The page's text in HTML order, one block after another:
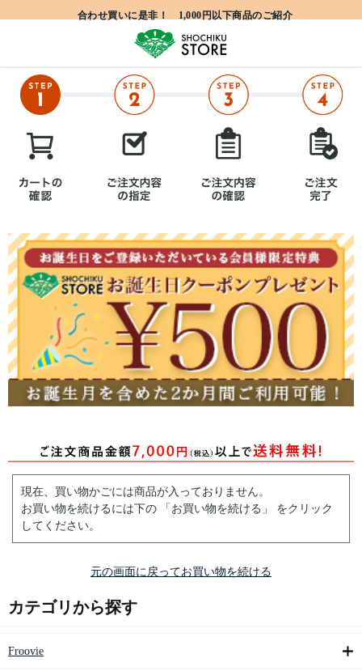
合わせ買いに是非！ 1,000円以下商品のご紹介
現在、買い物かごには商品が入っておりません。
お買い物を続けるには下の 「お買い物を続ける」 をクリック
してください。
元の画面に戻ってお買い物を続ける
カテゴリから探す
Froovie